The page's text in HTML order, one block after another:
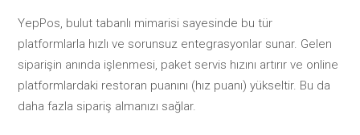
YepPos, bulut tabanlı mimarisi sayesinde bu tür
platformlarla hızlı ve sorunsuz entegrasyonlar sunar. Gelen
siparişin anında işlenmesi, paket servis hızını artırır ve online
platformlardaki restoran puanını (hız puanı) yükseltir. Bu da
daha fazla sipariş almanızı sağlar.